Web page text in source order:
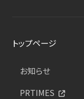
トップページ
お知らせ
PRTIMES